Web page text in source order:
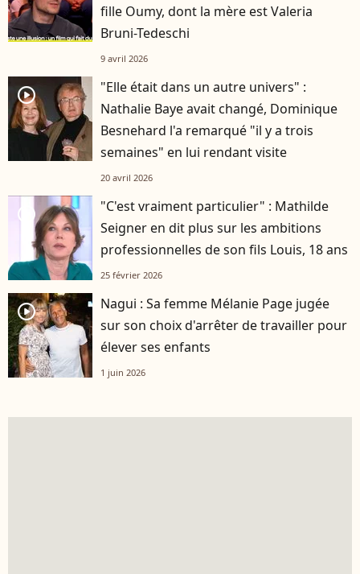
fille Oumy, dont la mère est Valeria
Bruni-Tedeschi
9 avril 2026
player2
"Elle était dans un autre univers" :
Nathalie Baye avait changé, Dominique
Besnehard l'a remarqué "il y a trois
semaines" en lui rendant visite
20 avril 2026
player2
"C'est vraiment particulier" : Mathilde
Seigner en dit plus sur les ambitions
professionnelles de son fils Louis, 18 ans
25 février 2026
player2
Nagui : Sa femme Mélanie Page jugée
sur son choix d'arrêter de travailler pour
élever ses enfants
1 juin 2026